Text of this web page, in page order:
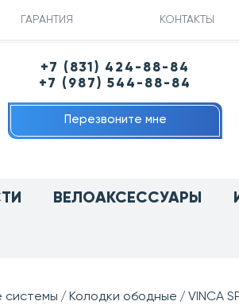
ГАРАНТИЯ КОНТАКТЫ
+7 (831) 424-88-84
+7 (987) 544-88-84
Перезвоните мне
ВЕЛОАКСЕССУАРЫ
системы Колодки ободные
VINCA